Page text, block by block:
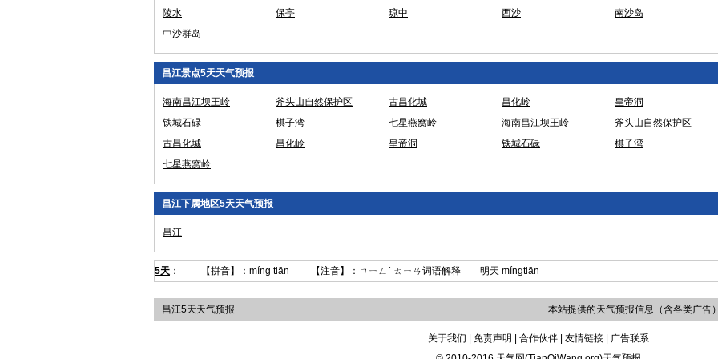
陵水
保亭 琼中 西沙
南沙岛
中沙群岛
昌江景点5天天气预报
海南昌江坝王岭 斧头山自然保护区 古昌化城 昌化岭
皇帝洞
铁城石碌
棋子湾 七星燕窝岭 海南昌江坝王岭
斧头山自然保护区
古昌化城
昌化岭 皇帝洞 铁城石碌
棋子湾
七星燕窝岭
昌江下属地区5天天气预报
昌江
5天 ： 【拼音】：míng tiān 【注音】：ㄇㄧㄥˊ ㄊㄧㄢ词语解释 明天 míngtiān
昌江5天天气预报 本站提供的天气预报信息（含各类广告
关于我们 | 免责声明 | 合作伙伴 | 友情链接 | 广告联系